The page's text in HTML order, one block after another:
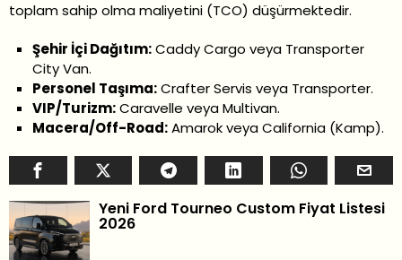
toplam sahip olma maliyetini (TCO) düşürmektedir.
Şehir İçi Dağıtım:Caddy Cargo veya Transporter
City Van.
Personel Taşıma:Crafter Servis veya Transporter.
VIP/Turizm:Caravelle veya Multivan.
Macera/Off-Road:Amarok veya California (Kamp).
Yeni Ford Tourneo Custom Fiyat Listesi
2026